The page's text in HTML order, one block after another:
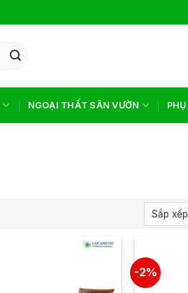
NGOẠI THẤT SÂN VƯỜN
-2%